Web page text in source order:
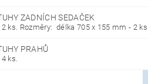
ZADNÍCH SEDAČEK
2 ks. Rozměry: délka 705 x 155 mm - 2 ks
PRAHŮ
ks.